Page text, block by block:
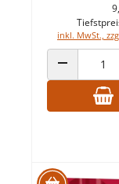
inkl. MwSt.,
ANZAHL